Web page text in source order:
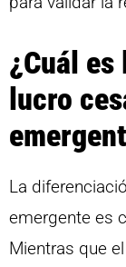
¿Cuál
lucro
La
emergente es
Mientras que